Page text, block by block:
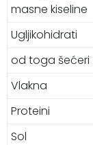
masne kiseline
Ugljikohidrati
od toga šećeri
Vlakna
Proteini
Sol